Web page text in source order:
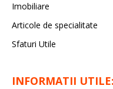
Imobiliare
Articole de specialitate
Sfaturi Utile
INFORMATII UTILE: